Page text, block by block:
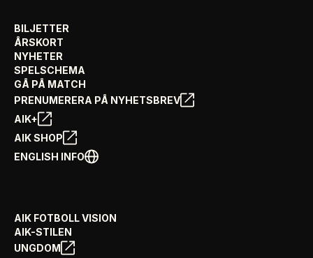
BILJETTER
ÅRSKORT
NYHETER
SPELSCHEMA
GÅ PÅ MATCH
PRENUMERERA PÅ NYHETSBREV
AIK+
AIK SHOP
ENGLISH INFO
AIK FOTBOLL VISION
AIK-STILEN
UNGDOM